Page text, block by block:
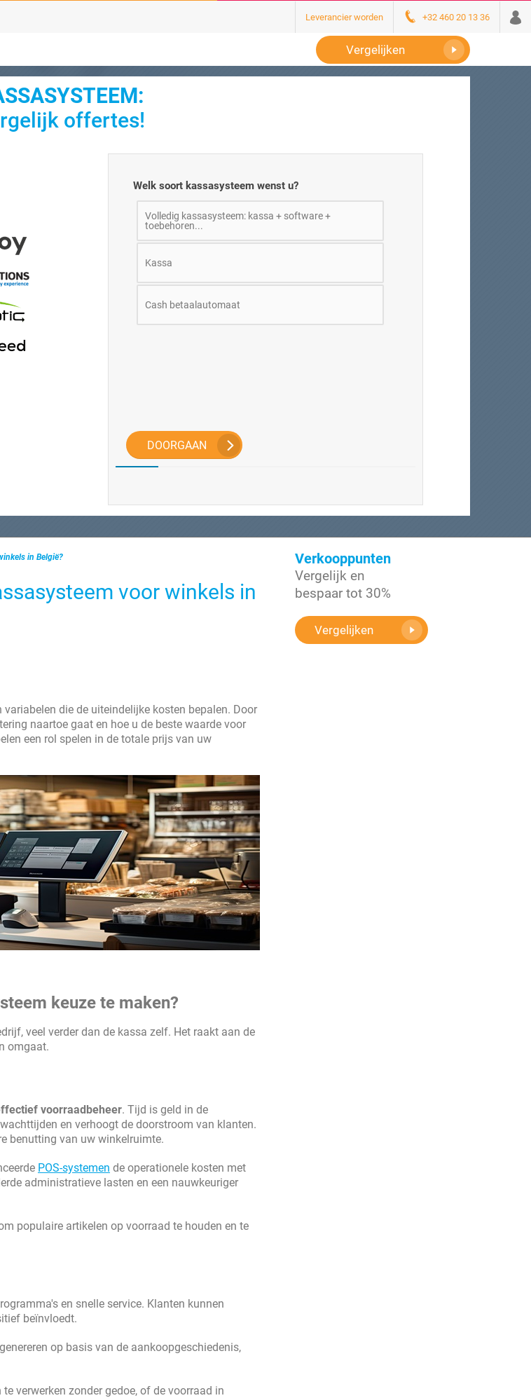
Leverancier worden +32 460 20 13 36
Vergelijken
offertes!
Welk soort kassasysteem wenst u?
Volledig kassasysteem: kassa + software +
toebehoren...
Kassa
Cash betaalautomaat
DOORGAAN
in België?
voor winkels in
die de uiteindelijke kosten bepalen. Door
naartoe gaat en hoe u de beste waarde voor
een rol spelen in de totale prijs van uw
keuze te maken?
veel verder dan de kassa zelf. Het raakt aan de
omgaat.
voorraadbeheer. Tijd is geld in de
en verhoogt de doorstroom van klanten.
benutting van uw winkelruimte.
POS-systemen de operationele kosten met
administratieve lasten en een nauwkeuriger
populaire artikelen op voorraad te houden en te
en snelle service. Klanten kunnen
beïnvloedt.
op basis van de aankoopgeschiedenis,
verwerken zonder gedoe, of de voorraad in
Verkooppunten
Vergelijk en
bespaar tot 30%
Vergelijken